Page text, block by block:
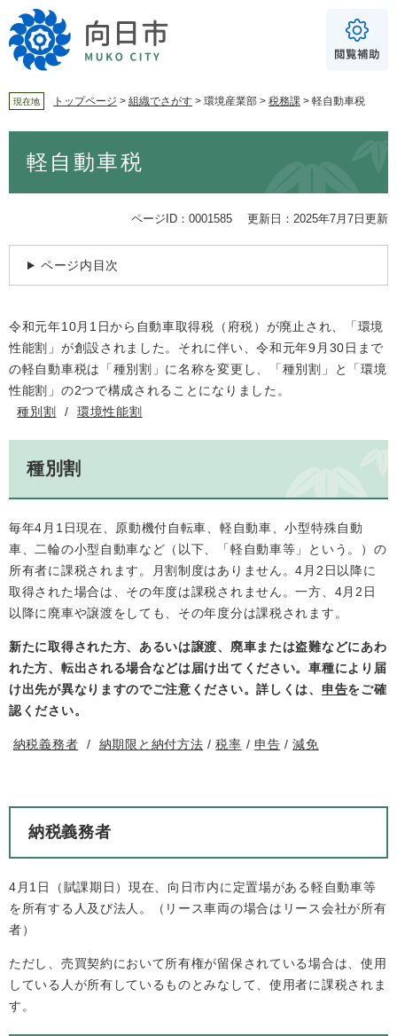
ー
ジ
ニ
ュ
文
ふりがな
あり なし
文字サイズ 標準 拡大
背景色 白 黒
現在地 トップページ > 組織でさがす > 環境産業部 > 税務課 > 軽自動車税
軽自動車税
ページID：0001585 更新日：2025年7月7日更新
ページ内目次
令和元年10月1日から自動車取得税（府税）が廃止され、「環境
性能割」が創設されました。それに伴い、令和元年9月30日まで
の軽自動車税は「種別割」に名称を変更し、「種別割」と「環境
性能割」の2つで構成されることになりました。
種別割
/環境性能割
種別割
毎年4月1日現在、原動機付自転車、軽自動車、小型特殊自動
車、二輪の小型自動車など（以下、「軽自動車等」という。）の
所有者に課税されます。月割制度はありません。4月2日以降に
取得された場合は、その年度は課税されません。一方、4月2日
以降に廃車や譲渡をしても、その年度分は課税されます。
新たに取得された方、あるいは譲渡、廃車または盗難などにあわ
れた方、転出される場合などは届け出てください。車種により届
け出先が異なりますのでご注意ください。詳しくは、 申告をご確
認ください。
納税義務者 / 納期限と納付方法 /税率 / 申告 /減免
納税義務者
4月1日（賦課期日）現在、向日市内に定置場がある軽自動車等
を所有する人及び法人。（リース車両の場合はリース会社が所有
者）
ただし、売買契約において所有権が留保されている場合は、使用
している人が所有しているものとみなして、使用者に課税されま
す。